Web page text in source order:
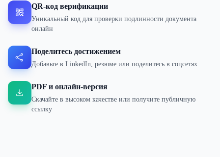
QR-код верификации
Уникальный код для проверки подлинности документа
онлайн
Поделитесь достижением
Добавьте в LinkedIn, резюме или поделитесь в соцсетях
PDF и онлайн-версия
Скачайте в высоком качестве или получите публичную
ссылку